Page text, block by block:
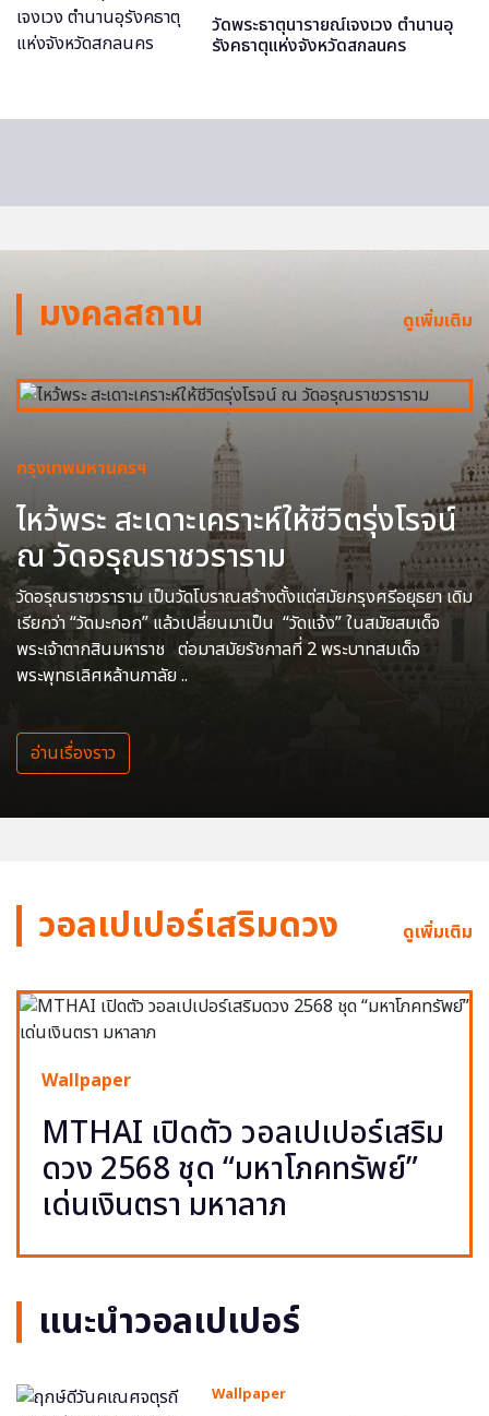
วัดพระธาตุนารายณ์เจงเวง ตำนานอุ
รังคธาตุแห่งจังหวัดสกลนคร
มงคลสถาน ดูเพิ่มเติม
กรุงเทพมหานครฯ
ไหว้พระ สะเดาะเคราะห์ให้ชีวิตรุ่งโรจน์
ณ วัดอรุณราชวราราม
วัดอรุณราชวราราม เป็นวัดโบราณสร้างตั้งแต่สมัยกรุงศรีอยุธยา เดิม
เรียกว่า “วัดมะกอก” แล้วเปลี่ยนมาเป็น “วัดแจ้ง” ในสมัยสมเด็จ
พระเจ้าตากสินมหาราช ต่อมาสมัยรัชกาลที่ 2 พระบาทสมเด็จ
พระพุทธเลิศหล้านภาลัย ..
อ่านเรื่องราว
วอลเปเปอร์เสริมดวง ดูเพิ่มเติม
Wallpaper
MTHAI เปิดตัว วอลเปเปอร์เสริม
ดวง 2568 ชุด “มหาโภคทรัพย์”
เด่นเงินตรา มหาลาภ
แนะนำวอลเปเปอร์
Wallpaper